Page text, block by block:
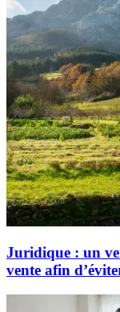
Juridique : un
vente afin